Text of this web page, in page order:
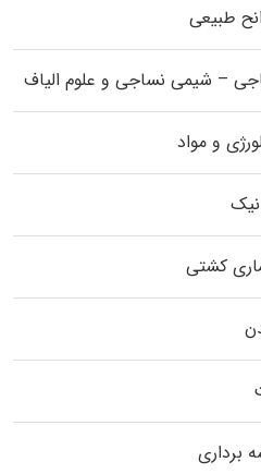
طبیعی
– شیمی نساجی و علوم الیاف
و مواد
کشتی
برداری